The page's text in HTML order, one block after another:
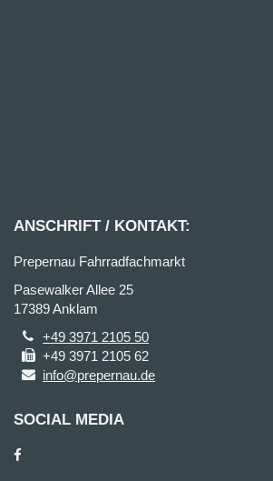
ANSCHRIFT / KONTAKT:
Prepernau Fahrradfachmarkt
Pasewalker Allee 25
17389 Anklam
+49 3971 2105 50
+49 3971 2105 62
info@prepernau.de
SOCIAL MEDIA